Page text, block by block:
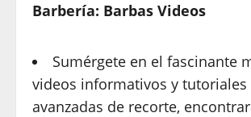
Barbería: Barbas Videos
Sumérgete en el fascinante
videos informativos y
avanzadas de recorte,